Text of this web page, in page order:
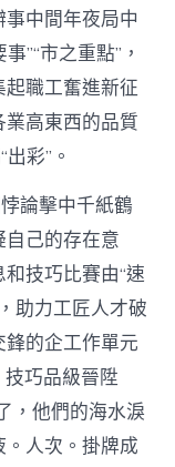
中間年夜局中
”“市之重點”，
職工奮進新征
高東西的品質
彩”。
論擊中千紙鶴
己的存在意
技巧比賽由“速
助力工匠人才破
的企工作單元
巧品級晉陞
，他們的海水淚
人次。掛牌成